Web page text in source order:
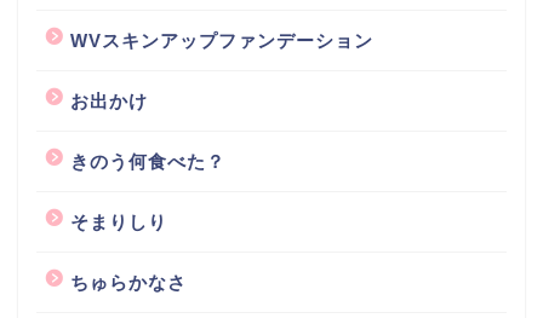
WVスキンアップファンデーション
お出かけ
きのう何食べた？
そまりしり
ちゅらかなさ